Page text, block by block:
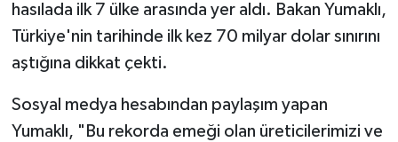
hasılada ilk 7 ülke arasında yer aldı. Bakan Yumaklı,
Türkiye'nin tarihinde ilk kez 70 milyar dolar sınırını
aştığına dikkat çekti.
Sosyal medya hesabından paylaşım yapan
Yumaklı, "Bu rekorda emeği olan üreticilerimizi ve